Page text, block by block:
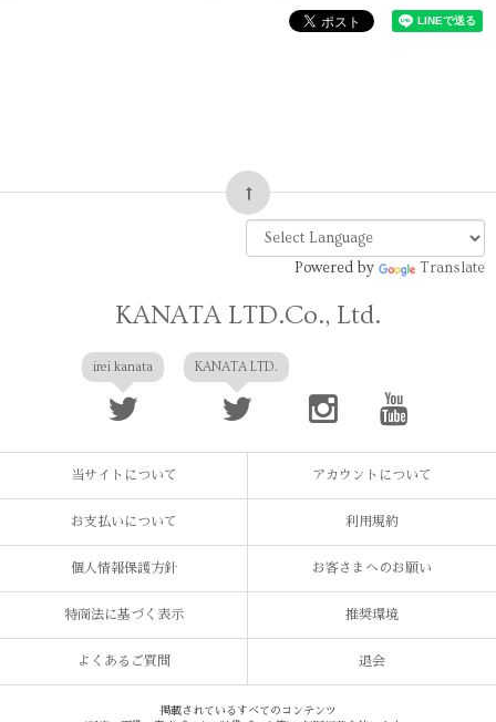
Powered by Translate
KANATA LTD.Co., Ltd.
irei kanata KANATA LTD.
当サイトについて アカウントについて
お支払いについて 利用規約
個人情報保護方針 お客さまへのお願い
特商法に基づく表示 推奨環境
よくあるご質問 退会
掲載されているすべてのコンテンツ